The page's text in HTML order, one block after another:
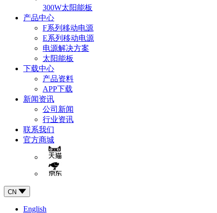
300W太阳能板
产品中心
F系列移动电源
E系列移动电源
电源解决方案
太阳能板
下载中心
产品资料
APP下载
新闻资讯
公司新闻
行业资讯
联系我们
官方商城
CN
English